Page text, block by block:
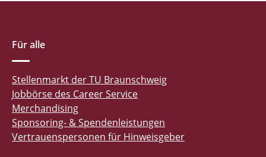
Für alle
Stellenmarkt der TU Braunschweig
Jobbörse des Career Service
Merchandising
Sponsoring- & Spendenleistungen
Vertrauenspersonen für Hinweisgeber